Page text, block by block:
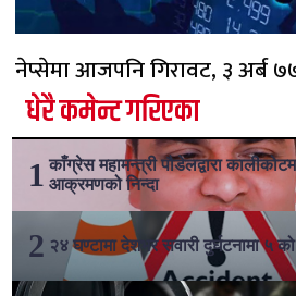
नेप्सेमा आजपनि गिरावट, ३ अर्ब
धेरै कमेन्ट गरिएका
काँग्रेस महामन्त्री पौडेलद्वारा
आक्रमणको निन्दा
२४ घण्टामा देशभर सवारी दुर्घटनामा ५